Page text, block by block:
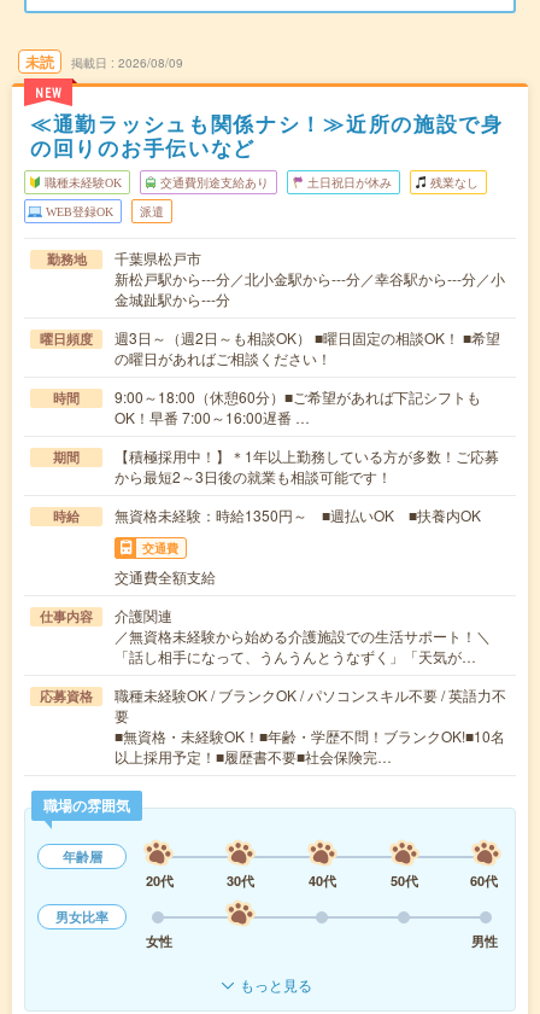
未読
NEW
掲載日 2026/08/09
≪通勤ラッシュも関係ナシ！≫近所の施設で身
の回りのお手伝いなど
職種未経験OK 交通費別途支給あり 土日祝日が休み 残業なし
WEB登録OK 派遣
勤務地
千葉県松戸市
新松戸駅から---分／北小金駅から---分／幸谷駅から---分／小
金城趾駅から---分
曜日頻度
週3日～（週2日～も相談OK） ■曜日固定の相談OK！ ■希望
の曜日があればご相談ください！
時間
9:00～18:00（休憩60分）■ご希望があれば下記シフトも
OK！早番 7:00～16:00遅番 …
期間
【積極採用中！】＊1年以上勤務している方が多数！ご応募
から最短2～3日後の就業も相談可能です！
時給 無資格未経験：時給1350円～ ■週払いOK ■扶養内OK
交通費
交通費全額支給
仕事内容
介護関連
／無資格未経験から始める介護施設での生活サポート！＼
「話し相手になって、うんうんとうなずく」「天気が…
応募資格
職種未経験OK / ブランクOK / パソコンスキル不要 / 英語力不
要
■無資格・未経験OK！■年齢・学歴不問！ブランクOK!■10名
以上採用予定！■履歴書不要■社会保険完…
職場の雰囲気
年齢層
20代
30代 40代 50代
60代
男女比率
女性
男性
もっと見る